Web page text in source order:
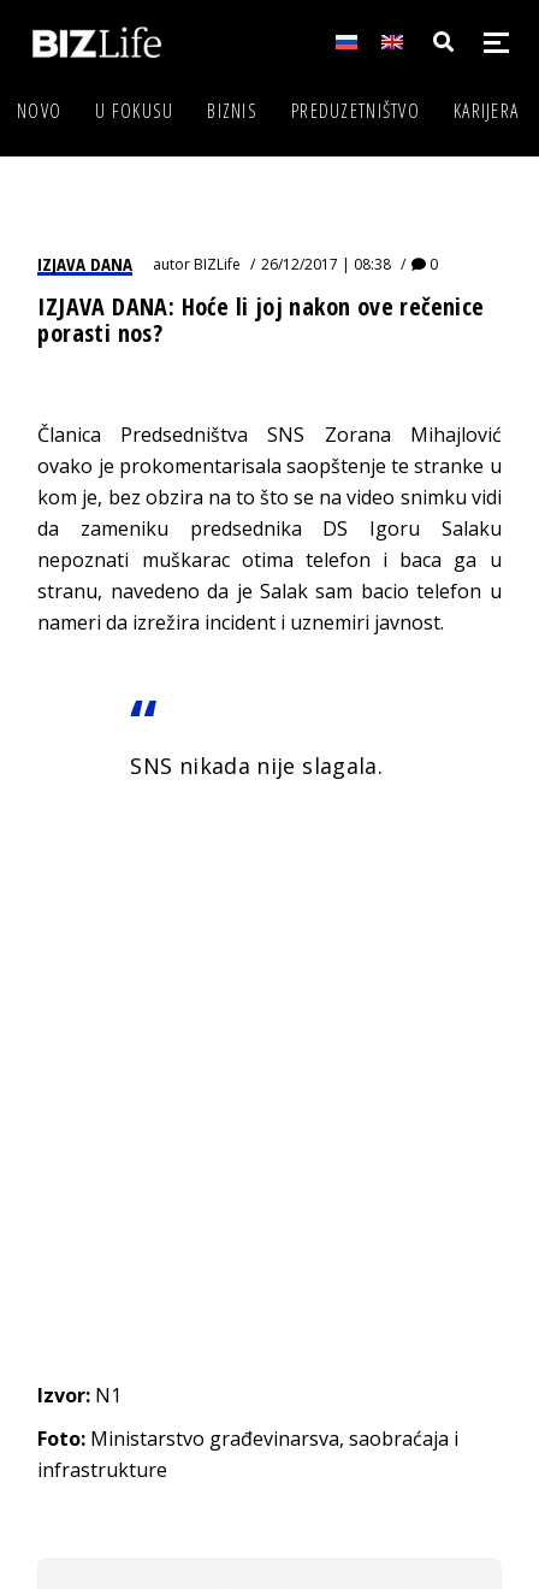
NOVO U FOKUSU BIZNIS PREDUZETNIŠTVO KARIJERA
IZJAVA DANA autorBIZLife 26/12/2017 | 08:38 0
IZJAVA DANA: Hoće li joj nakon ove rečenice
porasti nos?
Članica Predsedništva SNS Zorana Mihajlović
ovako je prokomentarisala saopštenje te stranke u
kom je, bez obzira na to što se na video snimku vidi
da zameniku predsednika DS Igoru Salaku
nepoznati muškarac otima telefon i baca ga u
stranu, navedeno da je Salak sam bacio telefon u
nameri da izrežira incident i uznemiri javnost.
SNS nikada nije slagala.
Izvor: N1
Foto: Ministarstvo građevinarsva, saobraćaja i
infrastrukture